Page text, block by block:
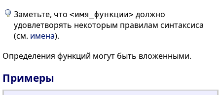
Заметьте, что <имя_функции> должно
удовлетворять некоторым правилам синтаксиса
(см. имена).
Определения функций могут быть вложенными.
Примеры